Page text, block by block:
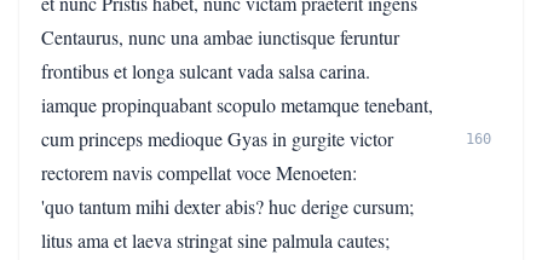
Centaurus, nunc una ambae iunctisque feruntur
frontibus et longa sulcant vada salsa carina.
iamque propinquabant scopulo metamque tenebant,
cum princeps medioque Gyas in gurgite victor
160
rectorem navis compellat voce Menoeten:
'quo tantum mihi dexter abis? huc derige cursum;
litus ama et laeva stringat sine palmula cautes;